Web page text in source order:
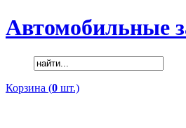
Автомобильные
Корзина (0 шт.)